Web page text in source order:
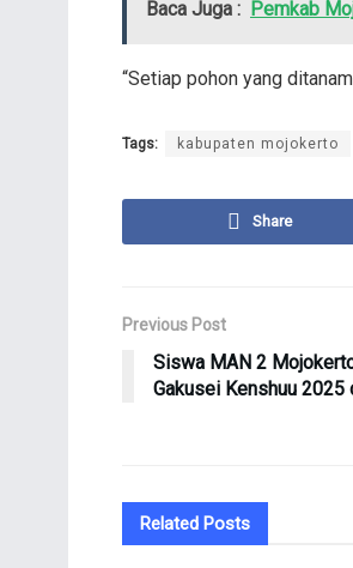
Baca Juga : Pemkab
“Setiap pohon yang
Tags: kabupaten mojokerto
Share
Previous Post
Siswa MAN 2
Gakusei Kenshuu 2025
Related Posts